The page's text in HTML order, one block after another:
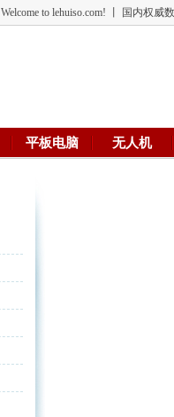
Welcome to lehuiso.com! 丨 国内权威
平板电脑 无人机